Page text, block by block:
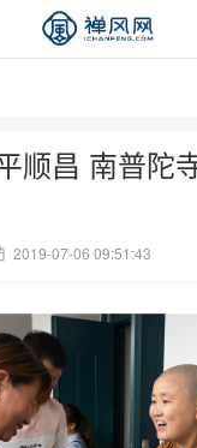
顺昌 南普陀
2019-07-06 09:51:43